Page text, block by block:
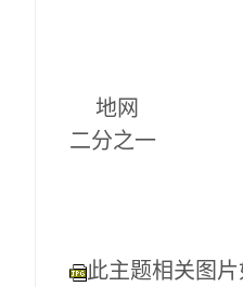
地网
二分之一
此主题相关图片